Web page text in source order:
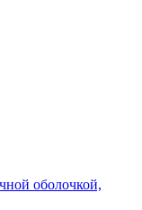
оболочкой,